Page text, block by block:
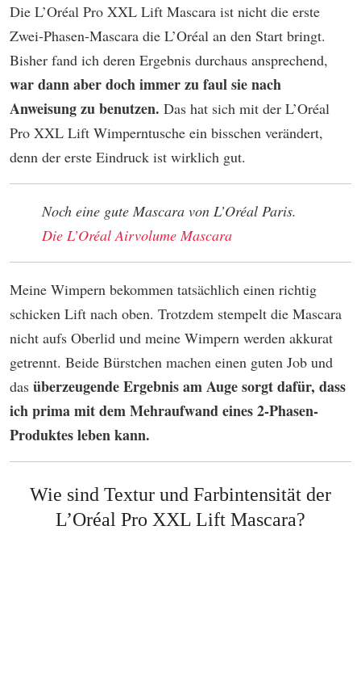
Die L’Oréal Pro XXL Lift Mascara ist nicht die erste
Zwei-Phasen-Mascara die L’Oréal an den Start bringt.
Bisher fand ich deren Ergebnis durchaus ansprechend,
war dann aber doch immer zu faul sie nach
Anweisung zu benutzen. Das hat sich mit der L’Oréal
Pro XXL Lift Wimperntusche ein bisschen verändert,
denn der erste Eindruck ist wirklich gut.
Noch eine gute Mascara von L’Oréal Paris.
Die L’Oréal Airvolume Mascara
Meine Wimpern bekommen tatsächlich einen richtig
schicken Lift nach oben. Trotzdem stempelt die Mascara
nicht aufs Oberlid und meine Wimpern werden akkurat
getrennt. Beide Bürstchen machen einen guten Job und
das überzeugende Ergebnis am Auge sorgt dafür, dass
ich prima mit dem Mehraufwand eines 2-Phasen-
Produktes leben kann.
Wie sind Textur und Farbintensität der
L’Oréal Pro XXL Lift Mascara?